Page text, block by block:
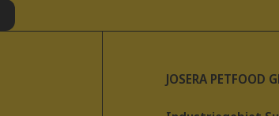
JOSERA PETFOOD